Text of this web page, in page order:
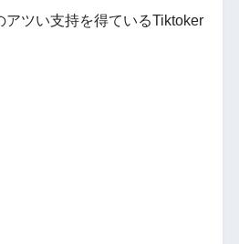
アツい支持を得ているTiktoker